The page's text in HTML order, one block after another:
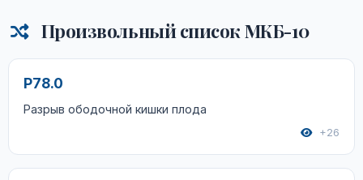
Произвольный список МКБ-10
P78.0
Разрыв ободочной кишки плода
+26